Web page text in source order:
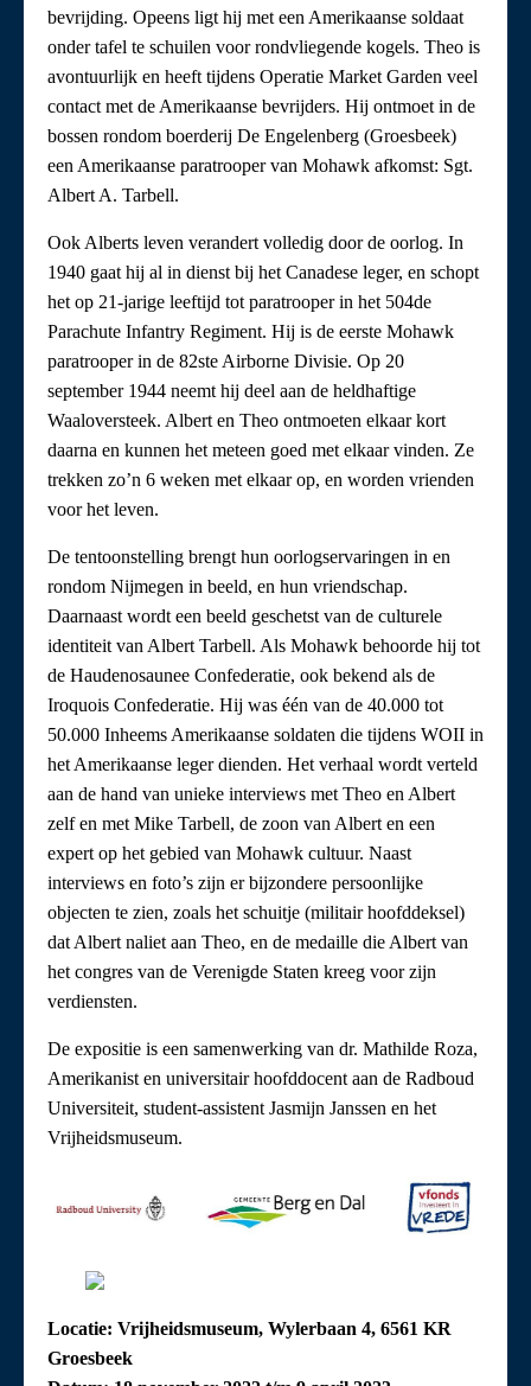
bevrijding. Opeens ligt hij met een Amerikaanse soldaat
onder tafel te schuilen voor rondvliegende kogels. Theo is
avontuurlijk en heeft tijdens Operatie Market Garden veel
contact met de Amerikaanse bevrijders. Hij ontmoet in de
bossen rondom boerderij De Engelenberg (Groesbeek)
een Amerikaanse paratrooper van Mohawk afkomst: Sgt.
Albert A. Tarbell.
Ook Alberts leven verandert volledig door de oorlog. In
1940 gaat hij al in dienst bij het Canadese leger, en schopt
het op 21-jarige leeftijd tot paratrooper in het 504de
Parachute Infantry Regiment. Hij is de eerste Mohawk
paratrooper in de 82ste Airborne Divisie. Op 20
september 1944 neemt hij deel aan de heldhaftige
Waaloversteek. Albert en Theo ontmoeten elkaar kort
daarna en kunnen het meteen goed met elkaar vinden. Ze
trekken zo’n 6 weken met elkaar op, en worden vrienden
voor het leven.
De tentoonstelling brengt hun oorlogservaringen in en
rondom Nijmegen in beeld, en hun vriendschap.
Daarnaast wordt een beeld geschetst van de culturele
identiteit van Albert Tarbell. Als Mohawk behoorde hij tot
de Haudenosaunee Confederatie, ook bekend als de
Iroquois Confederatie. Hij was één van de 40.000 tot
50.000 Inheems Amerikaanse soldaten die tijdens WOII in
het Amerikaanse leger dienden. Het verhaal wordt verteld
aan de hand van unieke interviews met Theo en Albert
zelf en met Mike Tarbell, de zoon van Albert en een
expert op het gebied van Mohawk cultuur. Naast
interviews en foto’s zijn er bijzondere persoonlijke
objecten te zien, zoals het schuitje (militair hoofddeksel)
dat Albert naliet aan Theo, en de medaille die Albert van
het congres van de Verenigde Staten kreeg voor zijn
verdiensten.
De expositie is een samenwerking van dr. Mathilde Roza,
Amerikanist en universitair hoofddocent aan de Radboud
Universiteit, student-assistent Jasmijn Janssen en het
Vrijheidsmuseum.
Locatie: Vrijheidsmuseum, Wylerbaan 4, 6561 KR
Groesbeek